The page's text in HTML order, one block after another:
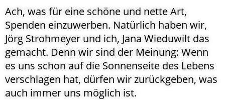
Ach, was für eine schöne und nette Art,
Spenden einzuwerben. Natürlich haben wir,
Jörg Strohmeyer und ich, Jana Wieduwilt das
gemacht. Denn wir sind der Meinung: Wenn
es uns schon auf die Sonnenseite des Lebens
verschlagen hat, dürfen wir zurückgeben, was
auch immer uns möglich ist.